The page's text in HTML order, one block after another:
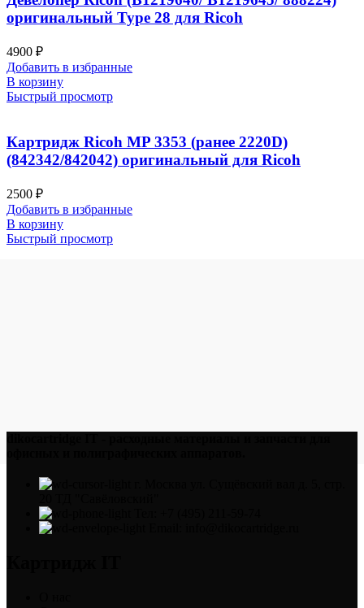
оригинальный Type 28 для Ricoh
4900 ₽
Добавить в избранные
В корзину
Быстрый просмотр
Картридж Ricoh MP 3353 (ранее 2220D)
(842342/842042) оригинальный для Ricoh
2500 ₽
Добавить в избранные
В корзину
Быстрый просмотр